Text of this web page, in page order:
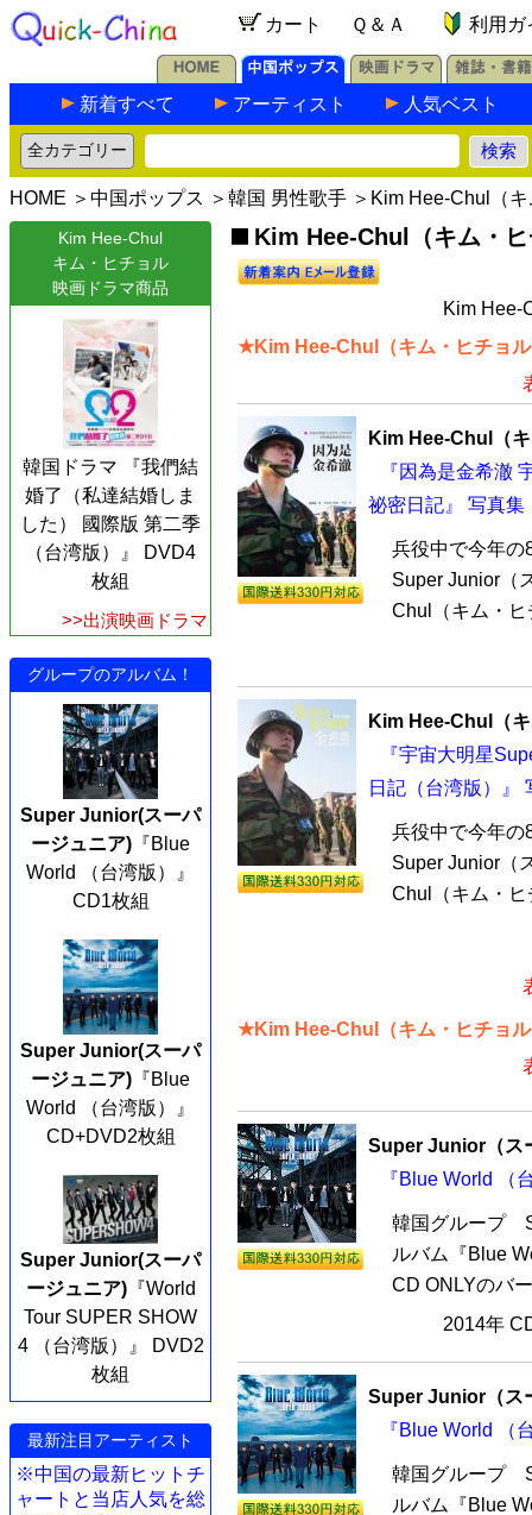
カート Ｑ＆Ａ 利用ガ
新着すべて アーティスト 人気ベスト
HOME ＞ 中国ポップス ＞ 韓国 男性歌手 ＞Kim Hee-Chul（
Kim Hee-Chul
キム・ヒチョル
映画ドラマ商品
韓国ドラマ 『我們結
婚了（私達結婚しま
した） 國際版 第二季
（台湾版）』 DVD4
枚組
>>出演映画ドラマ
グループのアルバム！
Super Junior(スーパ
ージュニア) 『Blue
World （台湾版）』
CD1枚組
Super Junior(スーパ
ージュニア) 『Blue
World （台湾版）』
CD+DVD2枚組
Super Junior(スーパ
ージュニア)『World
Tour SUPER SHOW
4 （台湾版）』 DVD2
枚組
最新注目アーティスト
※中国の最新ヒットチ
ャートと当店人気を総
Kim Hee-Chul（キム・
Kim Hee-
★Kim Hee-Chul（キム・ヒチョ
Kim Hee-Chul（
『因為是金希澈
祕密日記』 写真集
兵役中で今年の
Super Junior（
Chul（キム・
Kim Hee-Chul（
『宇宙大明星
日記（台湾版）』
兵役中で今年の
Super Junior（
Chul（キム・
★Kim Hee-Chul（キム・ヒチョ
Super Junior（ス
『Blue World （
韓国グループ
ルバム『Blue
CD ONLYのバ
2014年
Super Junior（ス
『Blue World （
韓国グループ
ルバム『Blue